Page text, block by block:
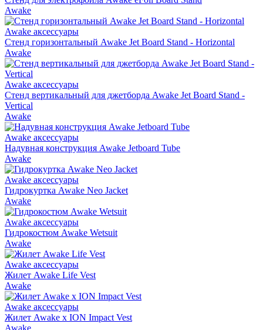
Awake
Awake аксессуары
Стенд горизонтальный Awake Jet Board Stand - Horizontal
Awake
Awake аксессуары
Стенд вертикальный для джетборда Awake Jet Board Stand -
Vertical
Awake
Awake аксессуары
Надувная конструкция Awake Jetboard Tube
Awake
Awake аксессуары
Гидрокуртка Awake Neo Jacket
Awake
Awake аксессуары
Гидрокостюм Awake Wetsuit
Awake
Awake аксессуары
Жилет Awake Life Vest
Awake
Awake аксессуары
Жилет Awake x ION Impact Vest
Awake